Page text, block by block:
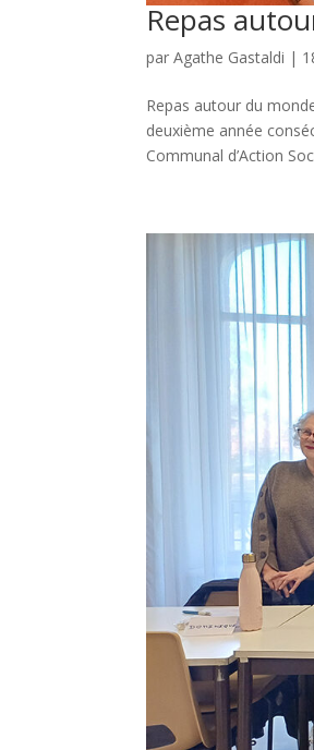
Repas
parAgathe Gastaldi |
Repas autour du
deuxième année
Communal d’Action